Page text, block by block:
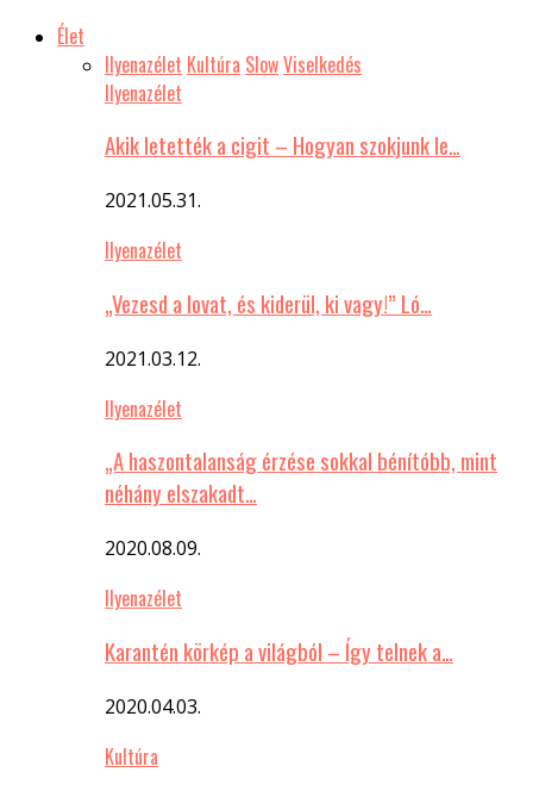
Élet
Ilyenazélet Kultúra SlowViselkedés
Ilyenazélet
Akik letették a cigit – Hogyan szokjunk le…
2021.05.31.
Ilyenazélet
„Vezesd a lovat, és kiderül, ki vagy!” Ló…
2021.03.12.
Ilyenazélet
„A haszontalanság érzése sokkal bénítóbb, mint
néhány elszakadt…
2020.08.09.
Ilyenazélet
Karantén körkép a világból – Így telnek a…
2020.04.03.
Kultúra